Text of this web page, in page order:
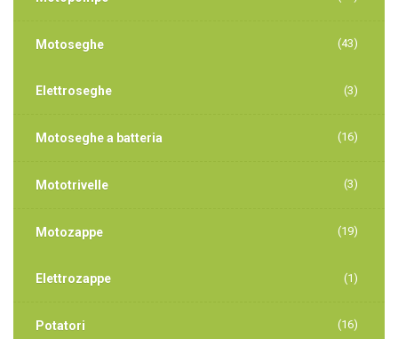
Motoseghe (43)
Elettroseghe (3)
Motoseghe a batteria (16)
Mototrivelle (3)
Motozappe (19)
Elettrozappe (1)
Potatori (16)